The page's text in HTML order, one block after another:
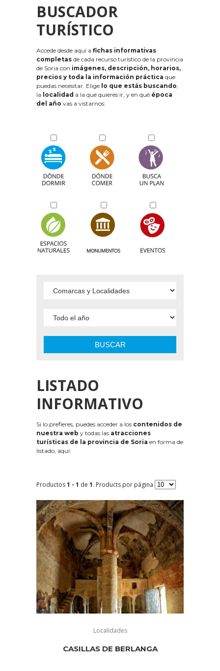
BUSCADOR
TURÍSTICO
Accede desde aquí a fichas informativas
completas de cada recurso turístico de la provincia
de Soria con imágenes, descripción, horarios,
precios y toda la información práctica que
puedas necesitar. Elige lo que estás buscando,
la localidad a la que quieres ir, y en qué época
del año vas a vistarnos:
BUSCAR
LISTADO
INFORMATIVO
Si lo prefieres, puedes acceder a los contenidos de
nuestra web y todas las atracciones
turísticas de la provincia de Soria en forma de
listado, aquí:
Productos1 - 1 de 1. Products por página
Localidades
CASILLAS DE BERLANGA